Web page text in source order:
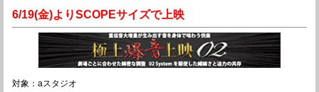
6/19(金)よりSCOPEサイズで上映
対象：aスタジオ